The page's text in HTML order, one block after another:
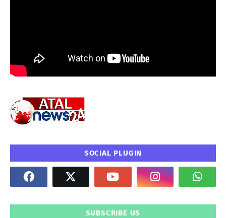
SOCIAL PLUGIN
SUBSCRIBE US